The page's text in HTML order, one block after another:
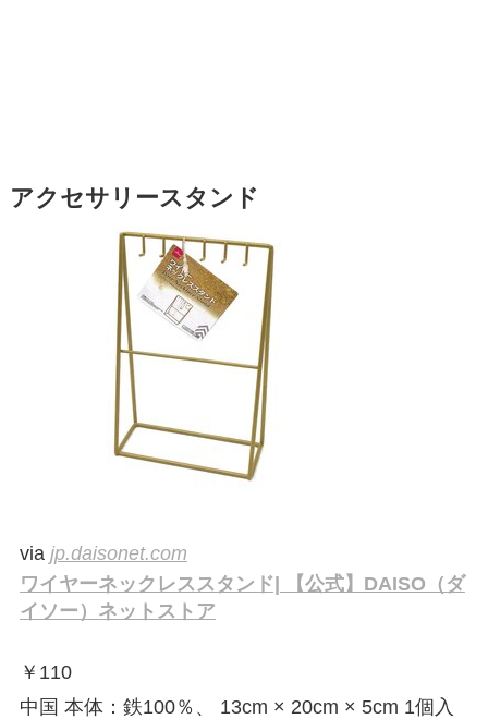
アクセサリースタンド
via jp.daisonet.com
ワイヤーネックレススタンド| 【公式】DAISO（ダ
イソー）ネットストア
￥ 110
中国 本体：鉄100％、 13cm × 20cm × 5cm 1個入